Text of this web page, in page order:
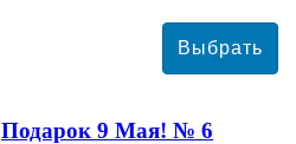
Подарок 9 Мая! № 6